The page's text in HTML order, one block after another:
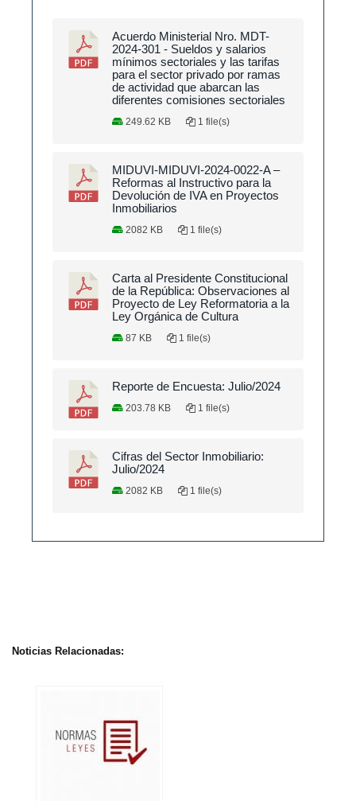
Acuerdo Ministerial Nro. MDT-
2024-301 - Sueldos y salarios
mínimos sectoriales y las tarifas
para el sector privado por ramas
de actividad que abarcan las
diferentes comisiones sectoriales
249.62 KB 1 file(s)
MIDUVI-MIDUVI-2024-0022-A –
Reformas al Instructivo para la
Devolución de IVA en Proyectos
Inmobiliarios
2082 KB 1 file(s)
Carta al Presidente Constitucional
de la República: Observaciones al
Proyecto de Ley Reformatoria a la
Ley Orgánica de Cultura
87 KB 1 file(s)
Reporte de Encuesta: Julio/2024
203.78 KB 1 file(s)
Cifras del Sector Inmobiliario:
Julio/2024
2082 KB 1 file(s)
Noticias Relacionadas: